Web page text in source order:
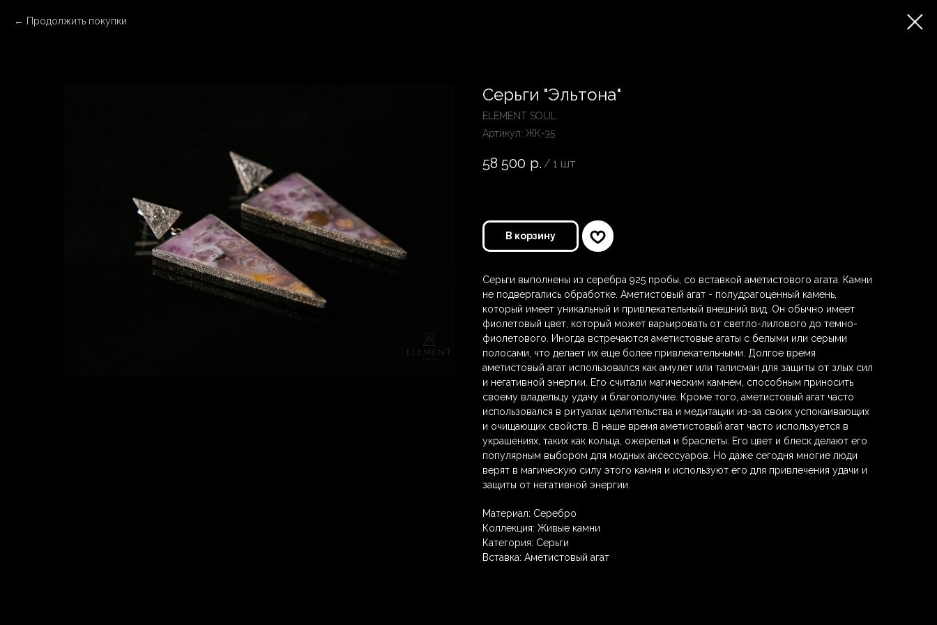
Продолжить покупки
Серьги "Эльтона"
ELEMENT SOUL
Артикул: ЖК-35
58 500 р./ 1 шт
В корзину
Серьги выполнены из серебра 925 пробы, со вставкой аметистового агата. Камни
не подвергались обработке. Аметистовый агат - полудрагоценный камень,
который имеет уникальный и привлекательный внешний вид. Он обычно имеет
фиолетовый цвет, который может варьировать от светло-лилового до темно-
фиолетового. Иногда встречаются аметистовые агаты с белыми или серыми
полосами, что делает их еще более привлекательными. Долгое время
аметистовый агат использовался как амулет или талисман для защиты от злых сил
и негативной энергии. Его считали магическим камнем, способным приносить
своему владельцу удачу и благополучие. Кроме того, аметистовый агат часто
использовался в ритуалах целительства и медитации из-за своих успокаивающих
и очищающих свойств. В наше время аметистовый агат часто используется в
украшениях, таких как кольца, ожерелья и браслеты. Его цвет и блеск делают его
популярным выбором для модных аксессуаров. Но даже сегодня многие люди
верят в магическую силу этого камня и используют его для привлечения удачи и
защиты от негативной энергии.
Материал: Серебро
Коллекция: Живые камни
Категория: Серьги
Вставка: Аметистовый агат